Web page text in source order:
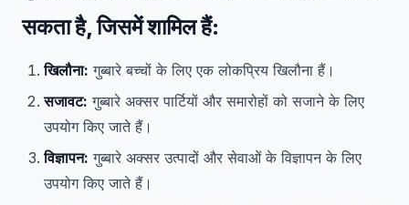
सकता है, जिसमें शामिल हैं:
खिलौना: गुब्बारे बच्चों के लिए एक लोकप्रिय खिलौना हैं।
सजावट: गुब्बारे अक्सर पार्टियों और समारोहों को सजाने के लिए
उपयोग किए जाते हैं।
विज्ञापन: गुब्बारे अक्सर उत्पादों और सेवाओं के विज्ञापन के लिए
उपयोग किए जाते हैं।